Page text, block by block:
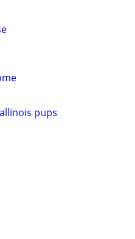
pups